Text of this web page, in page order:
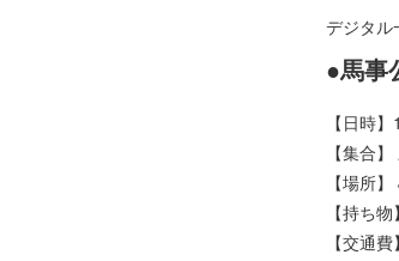
デジタル
●馬事
【日時
【集合
【場所
【持ち
【交通